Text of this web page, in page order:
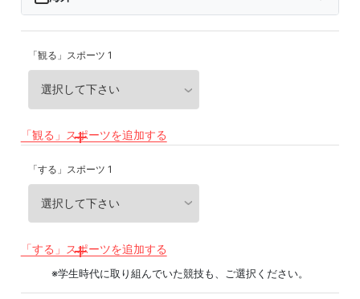
神奈川県
長野県
岐阜県
静岡県
愛知県
兵庫県
奈良県
和歌山県
岡山県
広島県
山口県
徳島県
香川県
愛媛県
佐賀県
長崎県
熊本県
大分県
宮崎県
鹿児島県
海外
「観る」スポーツ 1
「観る」スポーツを追加する
「する」スポーツ 1
「する」スポーツを追加する
※学生時代に取り組んでいた競技も、ご選択ください。